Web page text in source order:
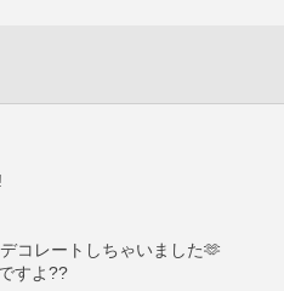
コレートしちゃいました🫶
すよ??